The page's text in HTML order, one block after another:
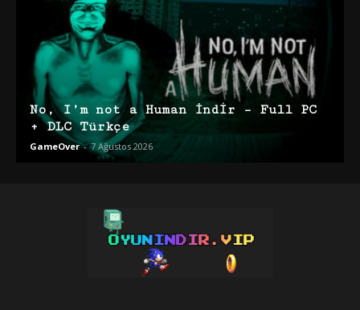
No, I’m not a Human İndir – Full PC
+ DLC Türkçe
GameOver - 7 Ağustos 2026